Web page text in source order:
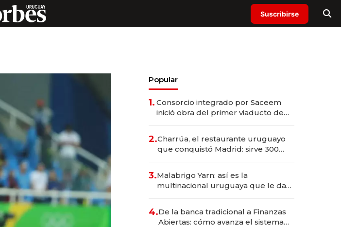
Suscribirse
Popular
1. Consorcio integrado por Saceem
inició obra del primer viaducto de
millones
2.Charrúa, el restaurante uruguayo
que conquistó Madrid: sirve 300
prepara apertura
3.Malabrigo Yarn: así es la
multinacional uruguaya que le da
4.De la banca tradicional a Finanzas
Abiertas: cómo avanza el sistema